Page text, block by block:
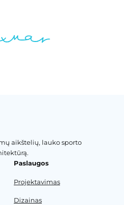
aikštelių, lauko sporto
Paslaugos
Projektavimas
Dizainas